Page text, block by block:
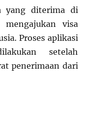
yang diterima di
mengajukan visa
Proses aplikasi
setelah
penerimaan dari